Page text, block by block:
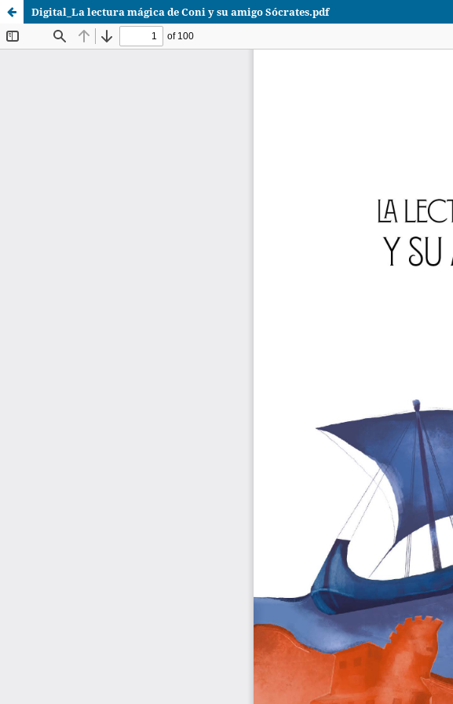
Digital_La lectura mágica de Coni y su amigo Sócrates.pdf